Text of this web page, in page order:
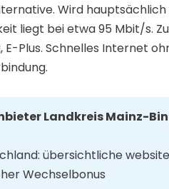
Wird
liegt bei etwa 95 Mbit/s.
E-Plus. Schnelles Internet
Landkreis Mainz-
übersichtliche website
Wechselbonus